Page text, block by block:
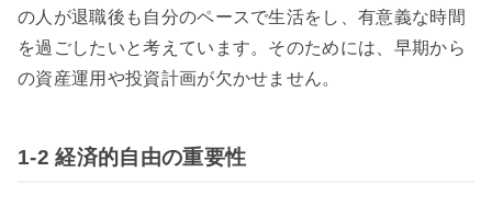
の人が退職後も自分のペースで生活をし、有意義な時間
を過ごしたいと考えています。そのためには、早期から
の資産運用や投資計画が欠かせません。
1-2 経済的自由の重要性